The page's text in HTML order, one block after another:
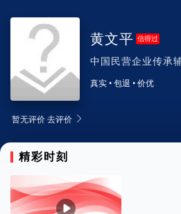
黄文平 信得过
中国民营企业传承
真实 • 包退 • 价优
暂无评价 去评价 
精彩时刻
